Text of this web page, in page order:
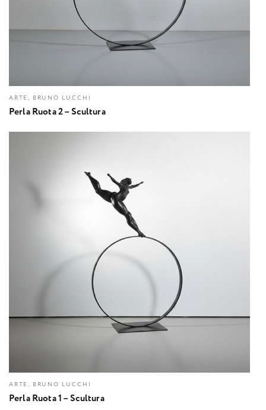
ARTE, BRUNO LUCCHI
Perla Ruota 2 – Scultura
ARTE, BRUNO LUCCHI
Perla Ruota 1 – Scultura